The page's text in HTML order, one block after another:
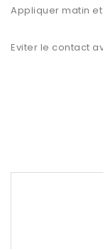
Appliquer matin
Eviter le contact